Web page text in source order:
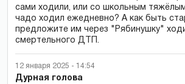
сами ходили, или со школьным
чадо ходил ежедневно? А как быть
предложите им через "Рябинушку"
смертельного ДТП.
12 января 2025 - 14:54
Дурная голова